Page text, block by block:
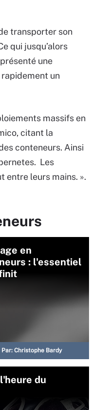
transporter son
qui jusqu’alors
une
rapidement un
massifs en
citant la
conteneurs. Ainsi
Les
entre leurs mains. ».
en
: l'essentiel
Par: Christophe Bardy
du